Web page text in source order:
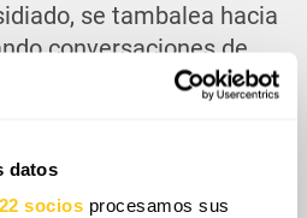
datos
socios procesamos sus
se tambalea hacia
conversaciones de
según la autonomía